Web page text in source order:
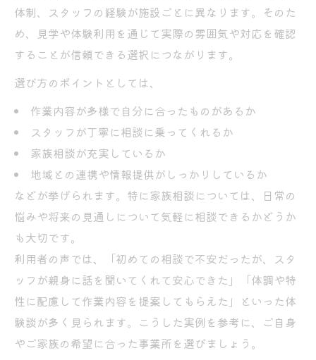
用
家族間で共有したい就労継続支援B型の情報
平野区のB型支援に安心できる理由
平野区就労継続支援B型の安心感に迫る
地元で選ばれる就労継続支援B型の魅力
平野区b型作業所のサポート体制とは
平野区で充実した就労継続支援B型の特徴
就労継続支援B型 動物作業で安心感を得る
方法
発達障害の家族を支える相談体制とは
発達障害に寄り添う就労継続支援B型の相談
窓口
家族相談から広がる支援ネットワークの活
用法
親の会で得る就労継続支援B型の最新情報
体制、スタッフの経験が施設ごとに異なります。そのた
め、見学や体験利用を通じて実際の雰囲気や対応を確認
することが信頼できる選択につながります。
選び方のポイントとしては、
作業内容が多様で自分に合ったものがあるか
スタッフが丁寧に相談に乗ってくれるか
家族相談が充実しているか
地域との連携や情報提供がしっかりしているか
などが挙げられます。特に家族相談については、日常の
悩みや将来の見通しについて気軽に相談できるかどうか
も大切です。
利用者の声では、「初めての相談で不安だったが、スタ
ッフが親身に話を聞いてくれて安心できた」「体調や特
性に配慮して作業内容を提案してもらえた」といった体
験談が多く見られます。こうした実例を参考に、ご自身
やご家族の希望に合った事業所を選びましょう。